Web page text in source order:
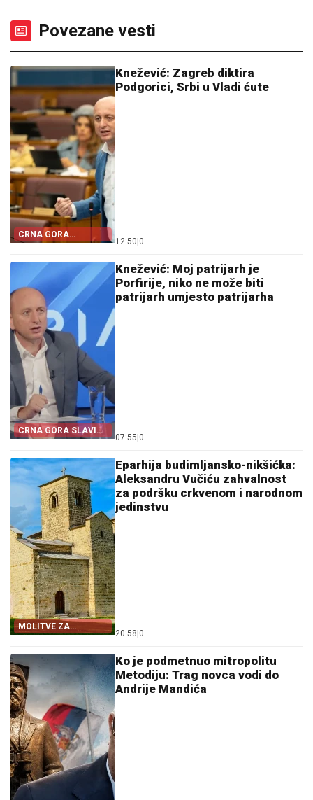
Povezane vesti
CRNA GORA
POSTALA TALAC
Knežević: Zagreb diktira
Podgorici, Srbi u Vladi ćute
12:50 0
CRNA GORA SLAVI
„OLUJU“
Knežević: Moj patrijarh je
Porfirije, niko ne može biti
patrijarh umjesto patrijarha
07:55 0
MOLITVE ZA
ZDRAVLJE I USPJEH
Eparhija budimljansko-nikšićka:
Aleksandru Vučiću zahvalnost
za podršku crkvenom i narodnom
jedinstvu
20:58 0
Ko je podmetnuo mitropolitu
Metodiju: Trag novca vodi do
Andrije Mandića